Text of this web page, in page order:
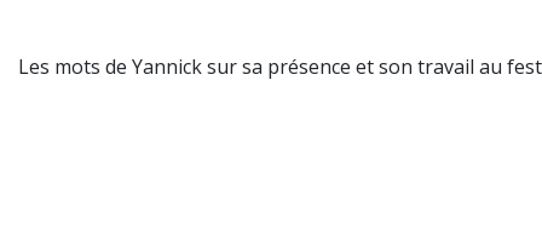
Les mots de Yannick sur sa présence et son travail au